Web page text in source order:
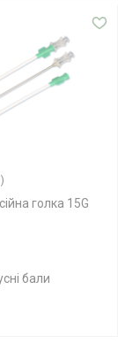
голка 15G
бали